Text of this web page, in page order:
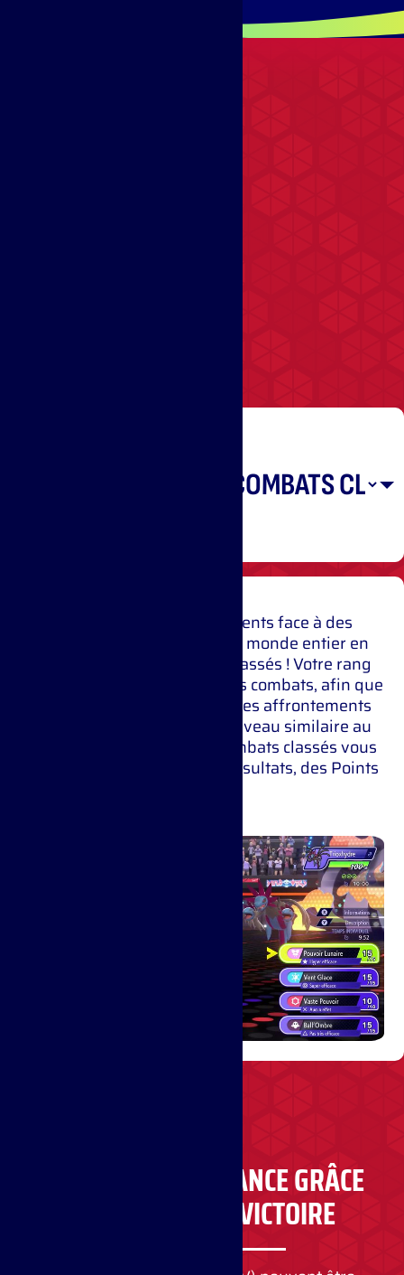
Mettez à l’épreuve vos talents face à des
Dresseurs et Dresseuses du monde entier en
participant à des combats classés ! Votre rang
dépendra des résultats de vos combats, afin que
vous puissiez livrer d’intenses affrontements
contre des adversaires de niveau similaire au
vôtre.​ Prendre part à des combats classés vous
permet d’obtenir, selon les résultats, des Points
GAGNEZ EN PUISSANCE GRÂCE
AUX POINTS DE VICTOIRE